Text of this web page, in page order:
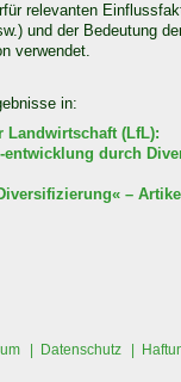
relevanten
und der Bedeutung
verwendet.
in:
Landwirtschaft (LfL):
durch
–
| Datenschutz |